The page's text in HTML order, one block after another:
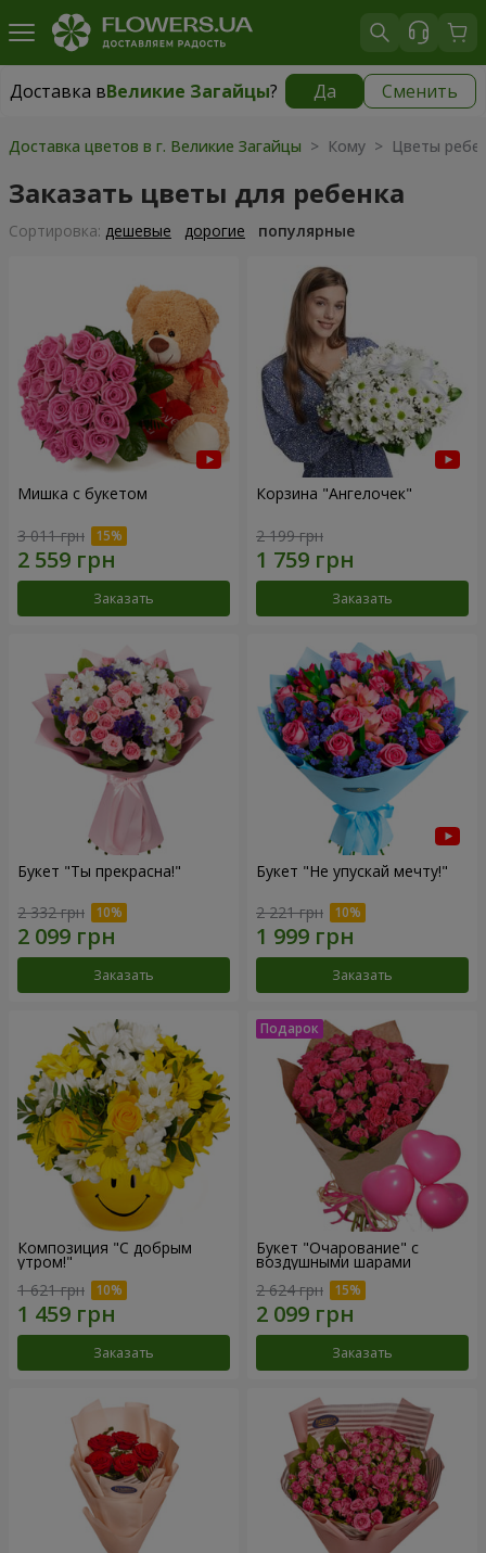
Доставка вВеликие Загайцы? Да Сменить
Доставка вВеликие Загайцы|1230 грн
Доставка цветов в г. Великие Загайцы > Кому > Цветы
Заказать цветы для ребенка
Cортировка: дешевые дорогие популярные
Мишка с букетом
3 011 грн
Заказать
Корзина "Ангелочек"
2 199 грн
Заказать
Букет "Ты прекрасна!"
2 332 грн
Заказать
Букет "Не упускай мечту!"
2 221 грн
Заказать
Композиция "С добрым
утром!"
1 621 грн
Заказать
Букет "Очарование" с
воздушными шарами
2 624 грн
Заказать